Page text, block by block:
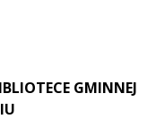
GMINNEJ